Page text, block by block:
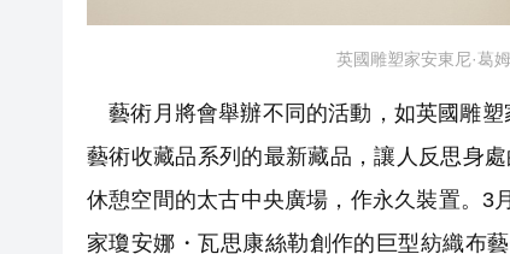
英國雕塑家安東尼·葛
藝術月將會舉辦不同的活動，如英國雕塑
藝術收藏品系列的最新藏品，讓人反思身
休憩空間的太古中央廣場，作永久裝置。3
家瓊安娜・瓦思康絲勒創作的巨型紡織布